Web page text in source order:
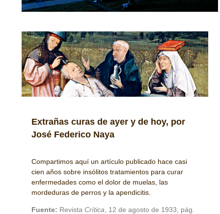
Extrañas curas de ayer y de hoy, por
José Federico Naya
Compartimos aquí un artículo publicado hace casi
cien años sobre insólitos tratamientos para curar
enfermedades como el dolor de muelas, las
mordeduras de perros y la apendicitis.
Fuente: Revista Crítica , 12 de agosto de 1933, pág.